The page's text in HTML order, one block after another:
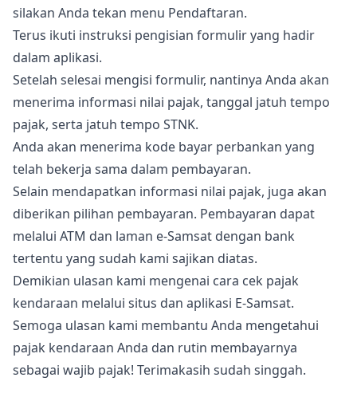
silakan Anda tekan menu Pendaftaran.
Terus ikuti instruksi pengisian formulir yang hadir
dalam aplikasi.
Setelah selesai mengisi formulir, nantinya Anda akan
menerima informasi nilai pajak, tanggal jatuh tempo
pajak, serta jatuh tempo STNK.
Anda akan menerima kode bayar perbankan yang
telah bekerja sama dalam pembayaran.
Selain mendapatkan informasi nilai pajak, juga akan
diberikan pilihan pembayaran. Pembayaran dapat
melalui ATM dan laman e-Samsat dengan bank
tertentu yang sudah kami sajikan diatas.
Demikian ulasan kami mengenai cara cek pajak
kendaraan melalui situs dan aplikasi E-Samsat.
Semoga ulasan kami membantu Anda mengetahui
pajak kendaraan Anda dan rutin membayarnya
sebagai wajib pajak! Terimakasih sudah singgah.